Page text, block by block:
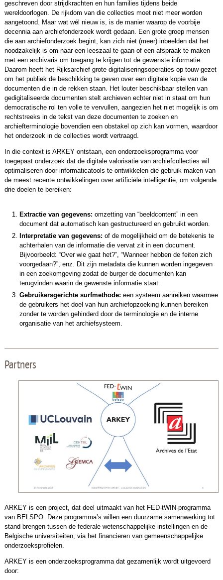
geschreven door strijdkrachten en hun families tijdens beide
wereldoorlogen. De rijkdom van die collecties moet niet meer worden
aangetoond. Maar wat wél nieuw is, is de manier waarop de voorbije
decennia aan archiefonderzoek wordt gedaan. Een grote groep mensen
die aan archiefonderzoek begint, kan zich niet (meer) inbeelden dat het
noodzakelijk is om naar een leeszaal te gaan of een afspraak te maken
met een archivaris om toegang te krijgen tot de gewenste informatie.
Daarom heeft het Rijksarchief grote digitaliseringsoperaties op touw gezet
om het publiek de beschikking te geven over een digitale kopie van de
documenten die in de rekken staan. Het louter beschikbaar stellen van
gedigitaliseerde documenten stelt archieven echter niet in staat om hun
democratische rol ten volle te vervullen, aangezien het niet mogelijk is om
rechtstreeks in de tekst van deze documenten te zoeken en
archiefterminologie bovendien een obstakel op zich kan vormen, waardoor
het onderzoek in de collecties wordt vertraagd.
In die context is ARKEY ontstaan, een onderzoeksprogramma voor
toegepast onderzoek dat de digitale valorisatie van archiefcollecties wil
optimaliseren door informaticatools te ontwikkelen die gebruik maken van
de meest recente ontwikkelingen over artificiële intelligentie, om volgende
drie doelen te bereiken:
Extractie van gegevens: omzetting van “beeldcontent” in een
document dat automatisch kan gestructureerd en gebruikt worden.
Interpretatie van gegevens: of de mogelijkheid om de betekenis te
achterhalen van de informatie die vervat zit in een document.
Bijvoorbeeld: “Over wie gaat het?”, “Wanneer hebben de feiten zich
voorgedaan?”, enz. Dit zijn metadata die kunnen worden ingegeven
in een zoekomgeving zodat de burger de documenten kan
terugvinden waarin de gewenste informatie staat.
Gebruikersgerichte surfmethode: een systeem aanreiken waarmee
de gebruikers het doel van hun archiefopzoeking kunnen bereiken
zonder te worden gehinderd door de terminologie en de interne
organisatie van het archiefsysteem.
Partners
ARKEY is een project, dat deel uitmaakt van het FED-tWIN-programma
van BELSPO. Deze programma’s willen een duurzame samenwerking tot
stand brengen tussen de federale wetenschappelijke instellingen en de
Belgische universiteiten, via het financieren van gemeenschappelijke
onderzoeksprofielen.
ARKEY is een onderzoeksprogramma dat gezamenlijk wordt uitgevoerd
door: